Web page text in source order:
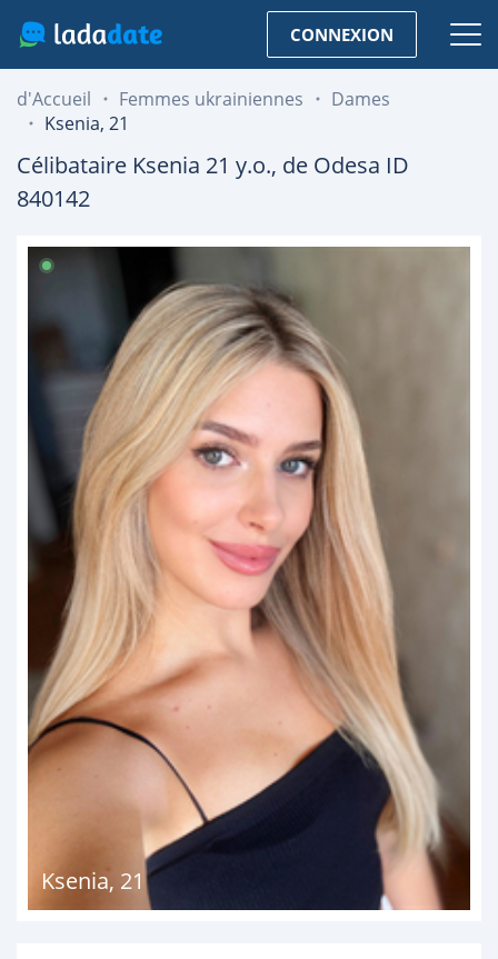
CONNEXION
d'Accueil Femmes ukrainiennes
Dames
Ksenia, 21
Célibataire Ksenia 21 y.o., de Odesa ID
840142
Ksenia, 21